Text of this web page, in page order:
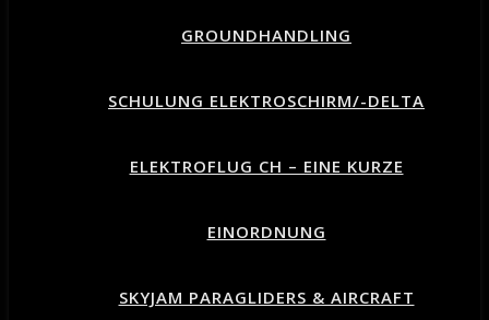
GROUNDHANDLING
SCHULUNG ELEKTROSCHIRM/-DELTA
ELEKTROFLUG CH – EINE KURZE
EINORDNUNG
SKYJAM PARAGLIDERS & AIRCRAFT